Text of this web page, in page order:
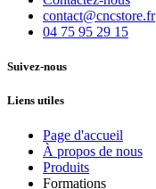
contact@cncstore.fr
04 75 95 29 15
Suivez-nous
Liens utiles
Page d'accueil
À propos de nous
Produits
Formations